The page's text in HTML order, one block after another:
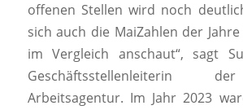
offenen Stellen wird noch
sich auch die MaiZahlen der
im Vergleich anschaut“, sagt
Geschäftsstellenleiterin
Arbeitsagentur. Im Jahr 2023